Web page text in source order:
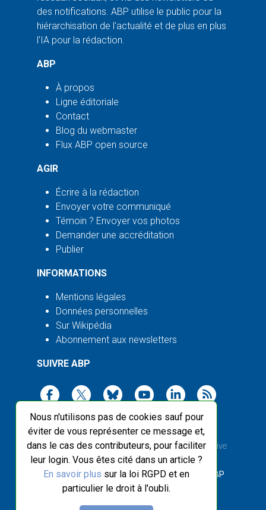
Nous n'utilisons pas de cookies sauf pour
éviter de vous représenter ce message et,
dans le cas des contributeurs, pour faciliter
leur login. Vous êtes cité dans un article ?
En savoir plus sur la loi RGPD et en
particulier le droit à l'oubli.
des notifications. ABP utilise le public pour la
hiérarchisation de l'actualité et de plus en plus
l'IA pour la rédaction.
ABP
À propos
Ligne éditoriale
Contact
Blog du webmaster
Flux ABP open source
AGIR
Écrire à la rédaction
Envoyer votre communiqué
Témoin ? Envoyer vos photos
Demander une accréditation
Publier
INFORMATIONS
Mentions légales
Données personnelles
Sur Wikipédia
Abonnement aux newsletters
SUIVRE ABP
2003-2026 ©Agence Bretagne Presse, sauf Creative
Commons
Front-end design :Breizhek Studio , Back-end : ABP